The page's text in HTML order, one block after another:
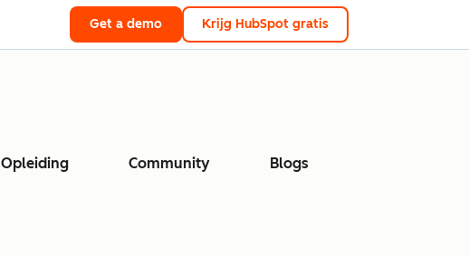
Get a demo Krijg HubSpot gratis
Opleiding Community Blogs